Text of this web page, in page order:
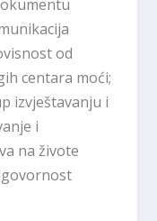
od
centara moći;
izvještavanju i
i
na živote